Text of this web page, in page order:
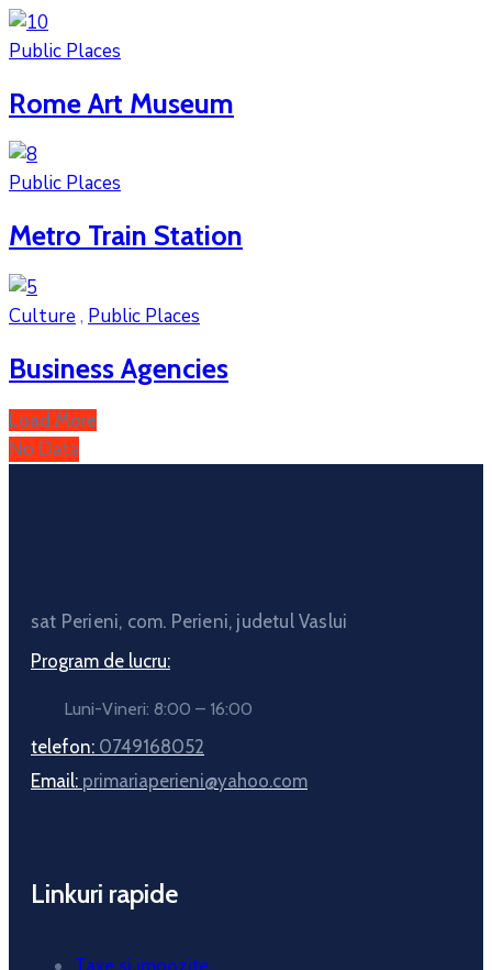
Public Places
Rome Art Museum
Public Places
Metro Train Station
Culture , Public Places
Business Agencies
Load More
No Data
sat Perieni, com. Perieni, judetul Vaslui
Program de lucru:
Luni-Vineri: 8:00 – 16:00
telefon: 0749168052
Email: primariaperieni@yahoo.com
Linkuri rapide
Taxe si impozite